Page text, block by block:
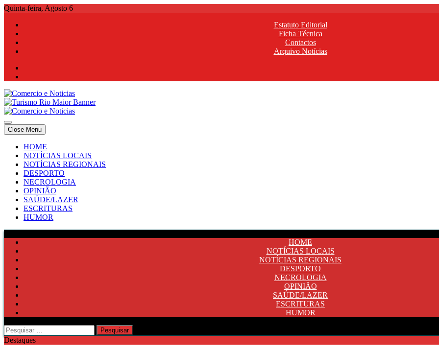
Skip
content
Quinta-feira, Agosto 6
Estatuto Editorial
Ficha Técnica
Contactos
Arquivo Notícias
Comercio e Noticias
Notícias e Publicidade Online
Comercio e Noticias
Notícias e Publicidade Online
Close Menu
HOME
NOTÍCIAS LOCAIS
NOTÍCIAS REGIONAIS
DESPORTO
NECROLOGIA
OPINIÃO
SAÚDE/LAZER
ESCRITURAS
HUMOR
HOME
NOTÍCIAS LOCAIS
NOTÍCIAS REGIONAIS
DESPORTO
NECROLOGIA
OPINIÃO
SAÚDE/LAZER
ESCRITURAS
HUMOR
Pesquisar
por:
Destaques